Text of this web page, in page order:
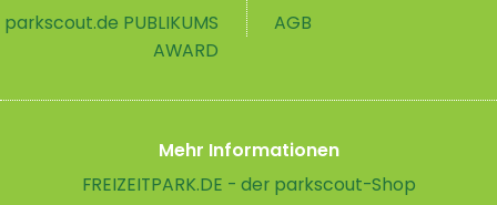
parkscout.de PUBLIKUMS
AWARD
AGB
Mehr Informationen
FREIZEITPARK.DE - der parkscout-Shop